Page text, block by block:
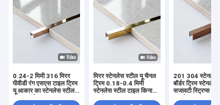
0.24-2 मिमी 316 मिरर
पीवीडी रंग एसएस टाइल ट्रिम
यू आकार का स्टेनलेस स्टील
मिरर स्टेनलेस स्टील यू चैनल
ट्रिम 0.18-0.4 मिमी
स्टेनलेस स्टील टाइल किनारा
201 304 स्टेनलेस
बॉर्डर ट्रिम स्टेनलेस
सजावटी स्ट्रिप्स